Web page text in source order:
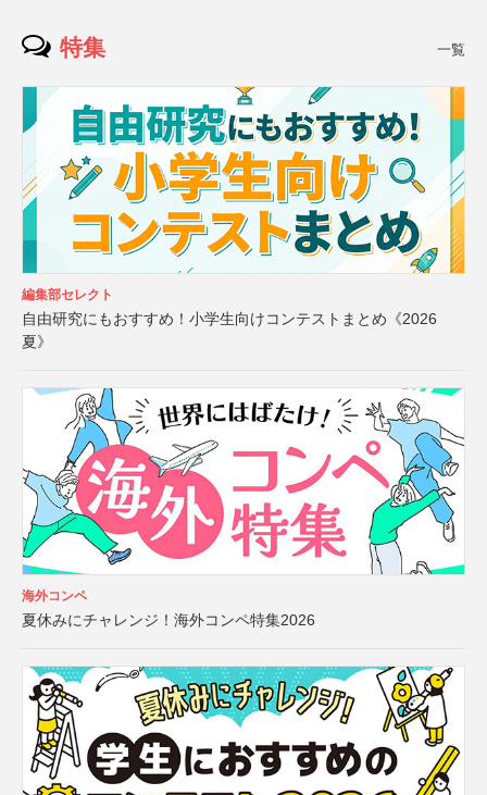
特集 一覧
編集部セレクト
自由研究にもおすすめ！小学生向けコンテストまとめ《2026
夏》
海外コンペ
夏休みにチャレンジ！海外コンペ特集2026